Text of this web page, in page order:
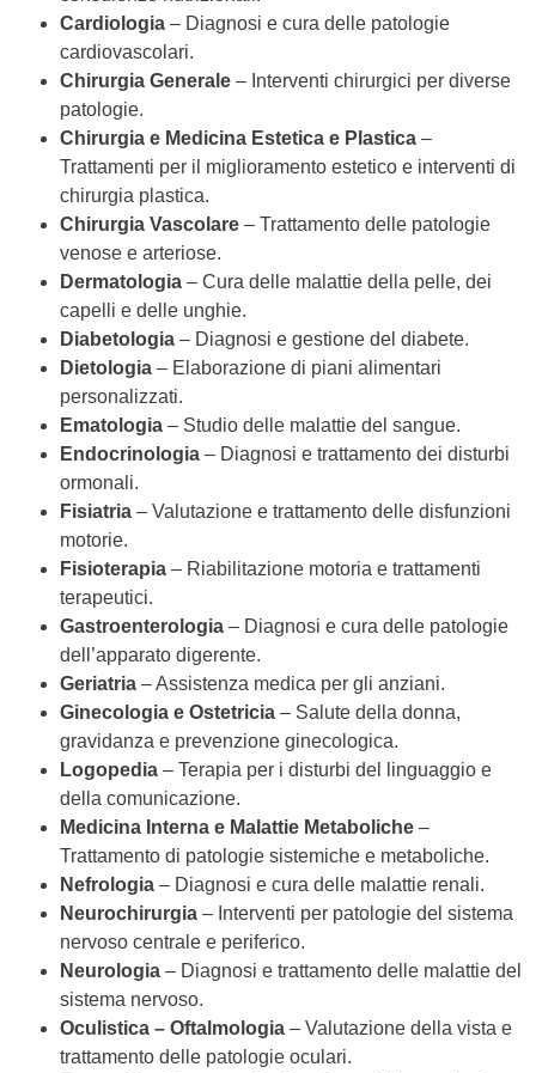
Cardiologia – Diagnosi e cura delle patologie
cardiovascolari.
Chirurgia Generale – Interventi chirurgici per diverse
patologie.
Chirurgia e Medicina Estetica e Plastica –
Trattamenti per il miglioramento estetico e interventi di
chirurgia plastica.
Chirurgia Vascolare – Trattamento delle patologie
venose e arteriose.
Dermatologia – Cura delle malattie della pelle, dei
capelli e delle unghie.
Diabetologia – Diagnosi e gestione del diabete.
Dietologia – Elaborazione di piani alimentari
personalizzati.
Ematologia – Studio delle malattie del sangue.
Endocrinologia – Diagnosi e trattamento dei disturbi
ormonali.
Fisiatria – Valutazione e trattamento delle disfunzioni
motorie.
Fisioterapia – Riabilitazione motoria e trattamenti
terapeutici.
Gastroenterologia – Diagnosi e cura delle patologie
dell’apparato digerente.
Geriatria – Assistenza medica per gli anziani.
Ginecologia e Ostetricia – Salute della donna,
gravidanza e prevenzione ginecologica.
Logopedia – Terapia per i disturbi del linguaggio e
della comunicazione.
Medicina Interna e Malattie Metaboliche –
Trattamento di patologie sistemiche e metaboliche.
Nefrologia – Diagnosi e cura delle malattie renali.
Neurochirurgia – Interventi per patologie del sistema
nervoso centrale e periferico.
Neurologia – Diagnosi e trattamento delle malattie del
sistema nervoso.
Oculistica – Oftalmologia – Valutazione della vista e
trattamento delle patologie oculari.